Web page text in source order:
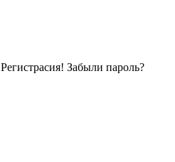
Регистраcия! Забыли пароль?